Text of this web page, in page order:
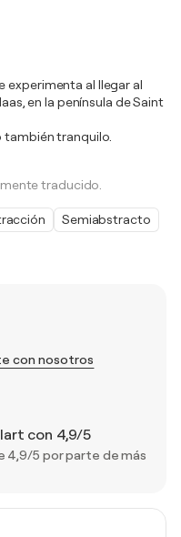
con nosotros
con 4,9/5
4,9/5 por parte de más
experimenta al llegar al
en la península de Saint
también tranquilo.
traducido.
Semiabstracto